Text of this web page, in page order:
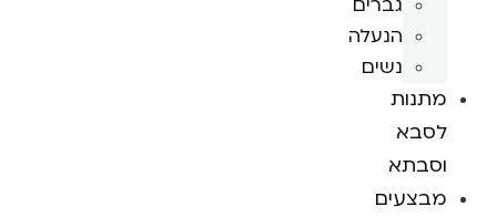
הנעלה
נשים
מתנות
לסבא
וסבתא
מבצעים